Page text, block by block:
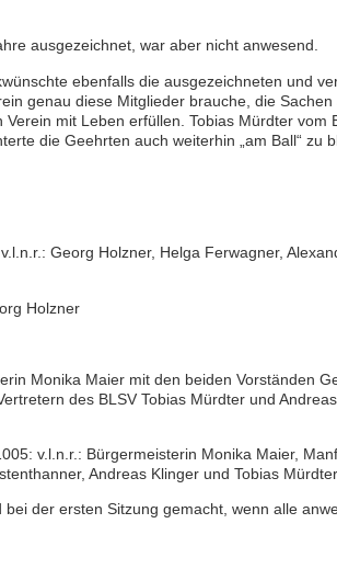
ausgezeichnet, war aber nicht anwesend.
ebenfalls die ausgezeichneten und
genau diese Mitglieder brauche, die
mit Leben erfüllen. Tobias Mürdter vom
die Geehrten auch weiterhin „am Ball“ zu
Georg Holzner, Helga Ferwagner,
Holzner
Monika Maier mit den beiden Vorständen
des BLSV Tobias Mürdter und
v.l.n.r.: Bürgermeisterin Monika Maier,
Andreas Klinger und Tobias Mürdter
der ersten Sitzung gemacht, wenn alle